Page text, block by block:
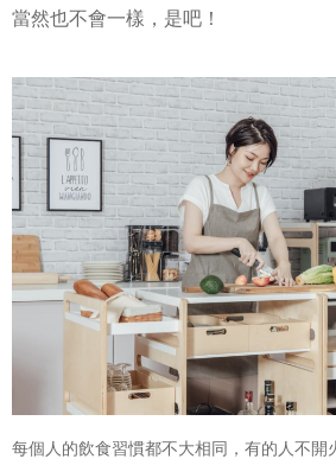
當然也不會一樣，是吧！
每個人的飲食習慣都不大相同，有的人不開